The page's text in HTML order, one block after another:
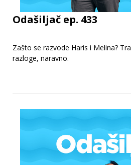
Odašiljač ep. 433
Zašto se razvode Haris i Melina?
razloge, naravno.